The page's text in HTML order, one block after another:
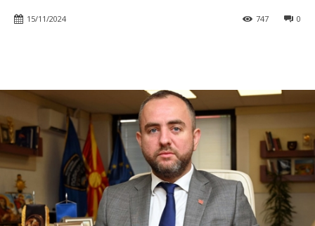
15/11/2024 0
747